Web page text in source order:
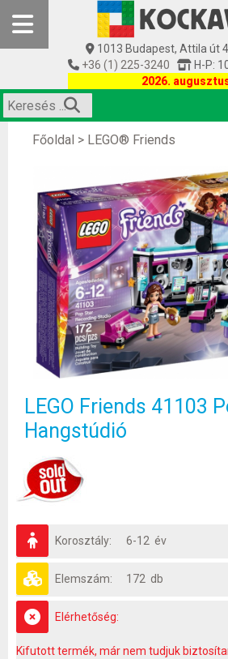
1013 Budapest, Attila út
+36 (1) 225-3240
H-P:
2026.
Főoldal > LEGO® Friends
LEGO Friends 41103
Hangstúdió
Korosztály: 6-12 év
Elemszám: 172 db
Elérhetőség:
Kifutott termék, már nem tudjuk